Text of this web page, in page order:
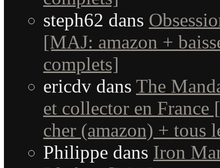
steph62 dans
[MAJ: amazon +
complets]
ericdv dans The
et collector en
cher (amazon) + tous
Philippe dans Iron